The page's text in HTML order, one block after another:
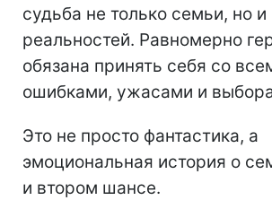
судьба не только семьи, но и
реальностей. Равномерно
обязана принять себя со
ошибками, ужасами и
Это не просто фантастика, а
эмоциональная история о
и втором шансе.